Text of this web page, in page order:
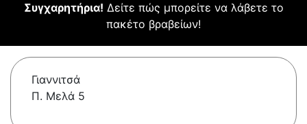
Συγχαρητήρια! Δείτε πώς μπορείτε να λάβετε το
πακέτο βραβείων!
Γιαννιτσά
Π. Μελά 5